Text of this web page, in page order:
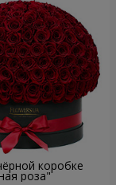
коробке
роза"